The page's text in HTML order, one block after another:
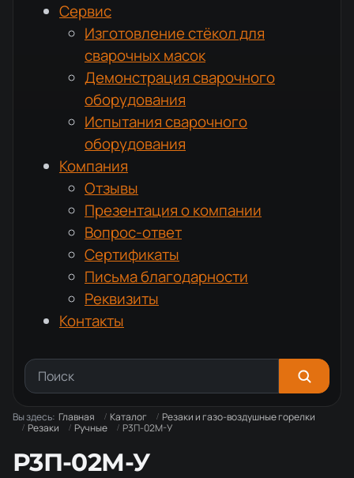
Сервис
Изготовление стёкол для
сварочных масок
Демонстрация сварочного
оборудования
Испытания сварочного
оборудования
Компания
Отзывы
Презентация о компании
Вопрос-ответ
Сертификаты
Письма благодарности
Реквизиты
Контакты
Вы здесь: Главная Каталог
Резаки и газо-воздушные горелки
Резаки
Ручные Р3П-02М-У
Р3П-02М-У